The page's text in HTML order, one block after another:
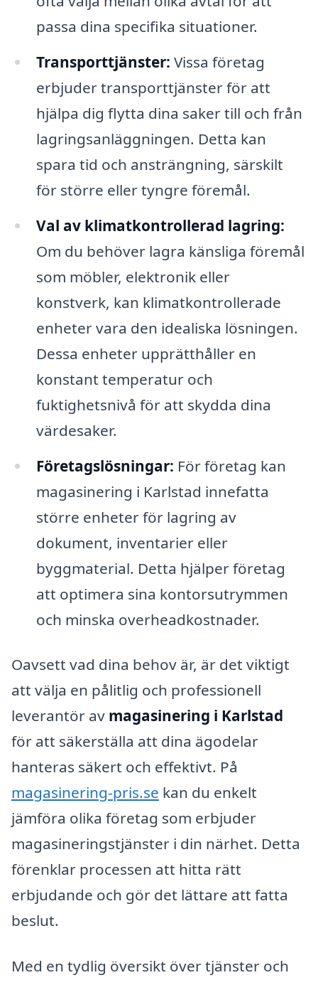
passa dina specifika situationer.
Transporttjänster: Vissa företag
erbjuder transporttjänster för att
hjälpa dig flytta dina saker till och från
lagringsanläggningen. Detta kan
spara tid och ansträngning, särskilt
för större eller tyngre föremål.
Val av klimatkontrollerad lagring:
Om du behöver lagra känsliga föremål
som möbler, elektronik eller
konstverk, kan klimatkontrollerade
enheter vara den idealiska lösningen.
Dessa enheter upprätthåller en
konstant temperatur och
fuktighetsnivå för att skydda dina
värdesaker.
Företagslösningar: För företag kan
magasinering i Karlstad innefatta
större enheter för lagring av
dokument, inventarier eller
byggmaterial. Detta hjälper företag
att optimera sina kontorsutrymmen
och minska overheadkostnader.
Oavsett vad dina behov är, är det viktigt
att välja en pålitlig och professionell
leverantör av magasinering i Karlstad
för att säkerställa att dina ägodelar
hanteras säkert och effektivt. På
magasinering-pris.se kan du enkelt
jämföra olika företag som erbjuder
magasineringstjänster i din närhet. Detta
förenklar processen att hitta rätt
erbjudande och gör det lättare att fatta
beslut.
Med en tydlig översikt över tjänster och